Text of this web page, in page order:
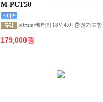
M-PCT50
-
50mm/배터리18V 4.0+충전기포함
179,000원